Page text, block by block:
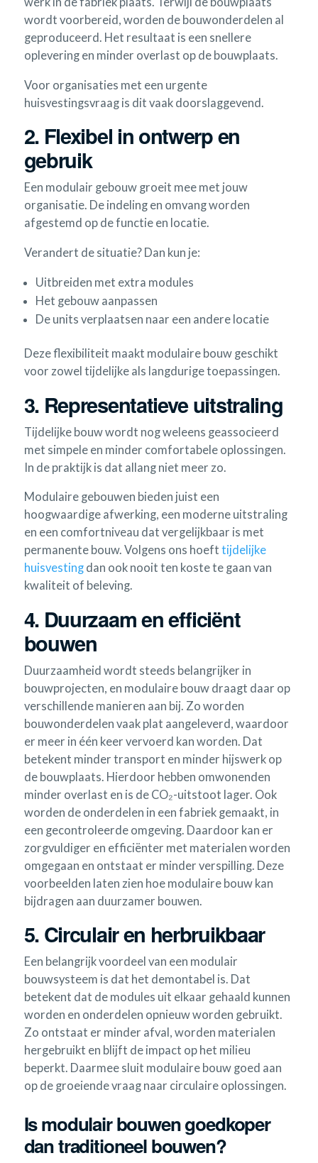
wordt voorbereid, worden de bouwonderdelen al
geproduceerd. Het resultaat is een snellere
oplevering en minder overlast op de bouwplaats.
Voor organisaties met een urgente
huisvestingsvraag is dit vaak doorslaggevend.
2. Flexibel in ontwerp en
gebruik
Een modulair gebouw groeit mee met jouw
organisatie. De indeling en omvang worden
afgestemd op de functie en locatie.
Verandert de situatie? Dan kun je:
Uitbreiden met extra modules
Het gebouw aanpassen
De units verplaatsen naar een andere locatie
Deze flexibiliteit maakt modulaire bouw geschikt
voor zowel tijdelijke als langdurige toepassingen.
3. Representatieve uitstraling
Tijdelijke bouw wordt nog weleens geassocieerd
met simpele en minder comfortabele oplossingen.
In de praktijk is dat allang niet meer zo.
Modulaire gebouwen bieden juist een
hoogwaardige afwerking, een moderne uitstraling
en een comfortniveau dat vergelijkbaar is met
permanente bouw. Volgens ons hoeft tijdelijke
huisvestingdan ook nooit ten koste te gaan van
kwaliteit of beleving.
4. Duurzaam en efficiënt
bouwen
Duurzaamheid wordt steeds belangrijker in
bouwprojecten, en modulaire bouw draagt daar op
verschillende manieren aan bij. Zo worden
bouwonderdelen vaak plat aangeleverd, waardoor
er meer in één keer vervoerd kan worden. Dat
betekent minder transport en minder hijswerk op
de bouwplaats. Hierdoor hebben omwonenden
minder overlast en is de CO₂-uitstoot lager. Ook
worden de onderdelen in een fabriek gemaakt, in
een gecontroleerde omgeving. Daardoor kan er
zorgvuldiger en efficiënter met materialen worden
omgegaan en ontstaat er minder verspilling. Deze
voorbeelden laten zien hoe modulaire bouw kan
bijdragen aan duurzamer bouwen.
5. Circulair en herbruikbaar
Een belangrijk voordeel van een modulair
bouwsysteem is dat het demontabel is. Dat
betekent dat de modules uit elkaar gehaald kunnen
worden en onderdelen opnieuw worden gebruikt.
Zo ontstaat er minder afval, worden materialen
hergebruikt en blijft de impact op het milieu
beperkt. Daarmee sluit modulaire bouw goed aan
op de groeiende vraag naar circulaire oplossingen.
Is modulair bouwen goedkoper
dan traditioneel bouwen?